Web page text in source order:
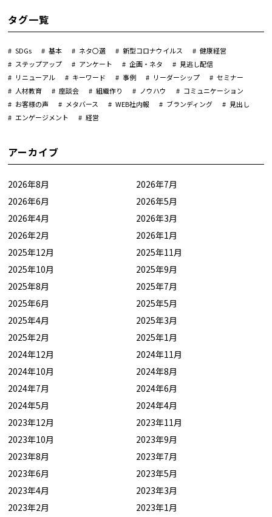
タグ一覧
SDGs 基本 ネタ〇選 新型コロナウイルス
健康経営
ステップアップ
アンケート 企画・ネタ
見逃し配信
リニューアル
キーワード 事例 リーダーシップ
セミナー
人材教育
座談会 組織作り ノウハウ
コミュニケーション
お客様の声
メタバース WEB社内報 ブランディング
見出し
エンゲージメント
経営
アーカイブ
2026年8月
2026年7月
2026年6月
2026年5月
2026年4月
2026年3月
2026年2月
2026年1月
2025年12月
2025年11月
2025年10月
2025年9月
2025年8月
2025年7月
2025年6月
2025年5月
2025年4月
2025年3月
2025年2月
2025年1月
2024年12月
2024年11月
2024年10月
2024年8月
2024年7月
2024年6月
2024年5月
2024年4月
2023年12月
2023年11月
2023年10月
2023年9月
2023年8月
2023年7月
2023年6月
2023年5月
2023年4月
2023年3月
2023年2月
2023年1月